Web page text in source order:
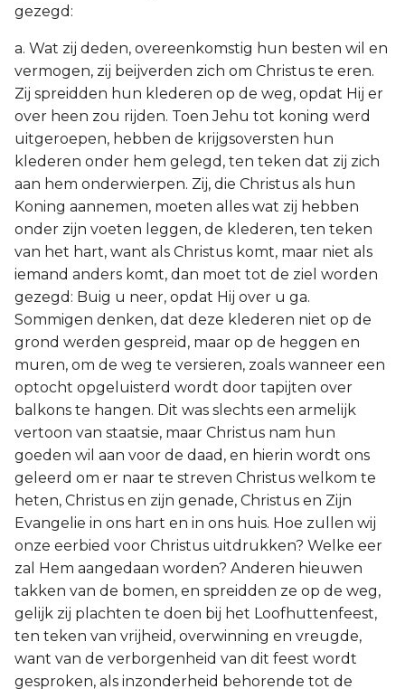
gezegd:
a. Wat zij deden, overeenkomstig hun besten wil en
vermogen, zij beijverden zich om Christus te eren.
Zij spreidden hun klederen op de weg, opdat Hij er
over heen zou rijden. Toen Jehu tot koning werd
uitgeroepen, hebben de krijgsoversten hun
klederen onder hem gelegd, ten teken dat zij zich
aan hem onderwierpen. Zij, die Christus als hun
Koning aannemen, moeten alles wat zij hebben
onder zijn voeten leggen, de klederen, ten teken
van het hart, want als Christus komt, maar niet als
iemand anders komt, dan moet tot de ziel worden
gezegd: Buig u neer, opdat Hij over u ga.
Sommigen denken, dat deze klederen niet op de
grond werden gespreid, maar op de heggen en
muren, om de weg te versieren, zoals wanneer een
optocht opgeluisterd wordt door tapijten over
balkons te hangen. Dit was slechts een armelijk
vertoon van staatsie, maar Christus nam hun
goeden wil aan voor de daad, en hierin wordt ons
geleerd om er naar te streven Christus welkom te
heten, Christus en zijn genade, Christus en Zijn
Evangelie in ons hart en in ons huis. Hoe zullen wij
onze eerbied voor Christus uitdrukken? Welke eer
zal Hem aangedaan worden? Anderen hieuwen
takken van de bomen, en spreidden ze op de weg,
gelijk zij plachten te doen bij het Loofhuttenfeest,
ten teken van vrijheid, overwinning en vreugde,
want van de verborgenheid van dit feest wordt
gesproken, als inzonderheid behorende tot de